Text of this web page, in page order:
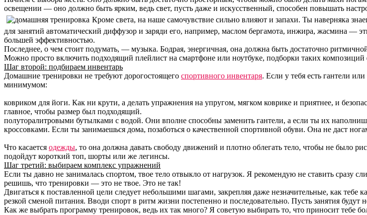
освещении — оно должно быть ярким, ведь свет, пусть даже и искусственный, способен повышать
Кроме света, на наше самочувствие сильно влияют и запахи. Ты наверняка
для занятий автоматический диффузор и заряди его, например, маслом бергамота, инжира, жасмина —
большей эффективностью.
Последнее, о чем стоит подумать, — музыка. Бодрая, энергичная, она должна быть достаточно
Можно просто включить подходящий плейлист на смартфоне или ноутбуке, подборки таких композиций
Шаг второй: подбираем инвентарь
Домашние тренировки не требуют дорогостоящего спортивного инвентаря. Если у тебя есть гантели
минимумом:
ковриком для йоги. Как ни крути, а делать упражнения на упругом, мягком коврике и приятнее, и
главное, чтобы размер был подходящий.
полуторалитровыми бутылками с водой. Они вполне способны заменить гантели, а если ты их
кроссовками. Если ты занимаешься дома, позаботься о качественной спортивной обуви. Она не даст
Что касается одежды, то она должна давать свободу движений и плотно облегать тело, чтобы не было
подойдут короткий топ, шорты или же легинсы.
Шаг третий: выбираем комплекс упражнений
Если ты давно не занималась спортом, твое тело отвыкло от нагрузок. Я рекомендую не ставить сразу
решишь, что тренировки — это не твое. Это не так!
Двигаться к поставленной цели следует небольшими шагами, закрепляя даже незначительные, как тебе
резкой сменой питания. Вводи спорт в ритм жизни постепенно и последовательно. Пусть занятия будут
Как же выбрать программу тренировок, ведь их так много? Я советую выбирать то, что приносит тебе